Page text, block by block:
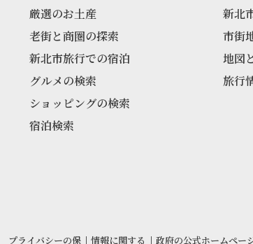
厳選のお土産
老街と商圏の探索
新北市旅行での宿泊
グルメの検索
ショッピングの検索
宿泊検索
新北
市街
地図
旅行
プライバシーの保 | 情報に関する | 政府の公式ホームペー